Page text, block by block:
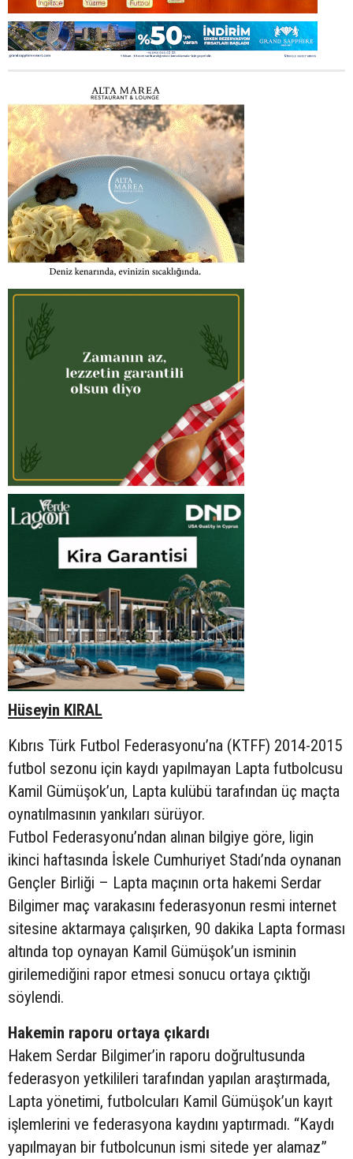
Hüseyin KIRAL
Kıbrıs Türk Futbol Federasyonu’na (KTFF) 2014-2015
futbol sezonu için kaydı yapılmayan Lapta futbolcusu
Kamil Gümüşok’un, Lapta kulübü tarafından üç maçta
oynatılmasının yankıları sürüyor.
Futbol Federasyonu’ndan alınan bilgiye göre, ligin
ikinci haftasında İskele Cumhuriyet Stadı’nda oynanan
Gençler Birliği – Lapta maçının orta hakemi Serdar
Bilgimer maç varakasını federasyonun resmi internet
sitesine aktarmaya çalışırken, 90 dakika Lapta forması
altında top oynayan Kamil Gümüşok’un isminin
girilemediğini rapor etmesi sonucu ortaya çıktığı
söylendi.
Hakemin raporu ortaya çıkardı
Hakem Serdar Bilgimer’in raporu doğrultusunda
federasyon yetkilileri tarafından yapılan araştırmada,
Lapta yönetimi, futbolcuları Kamil Gümüşok’un kayıt
işlemlerini ve federasyona kaydını yaptırmadı. “Kaydı
yapılmayan bir futbolcunun ismi sitede yer alamaz”